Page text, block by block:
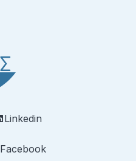
Linkedin
Facebook